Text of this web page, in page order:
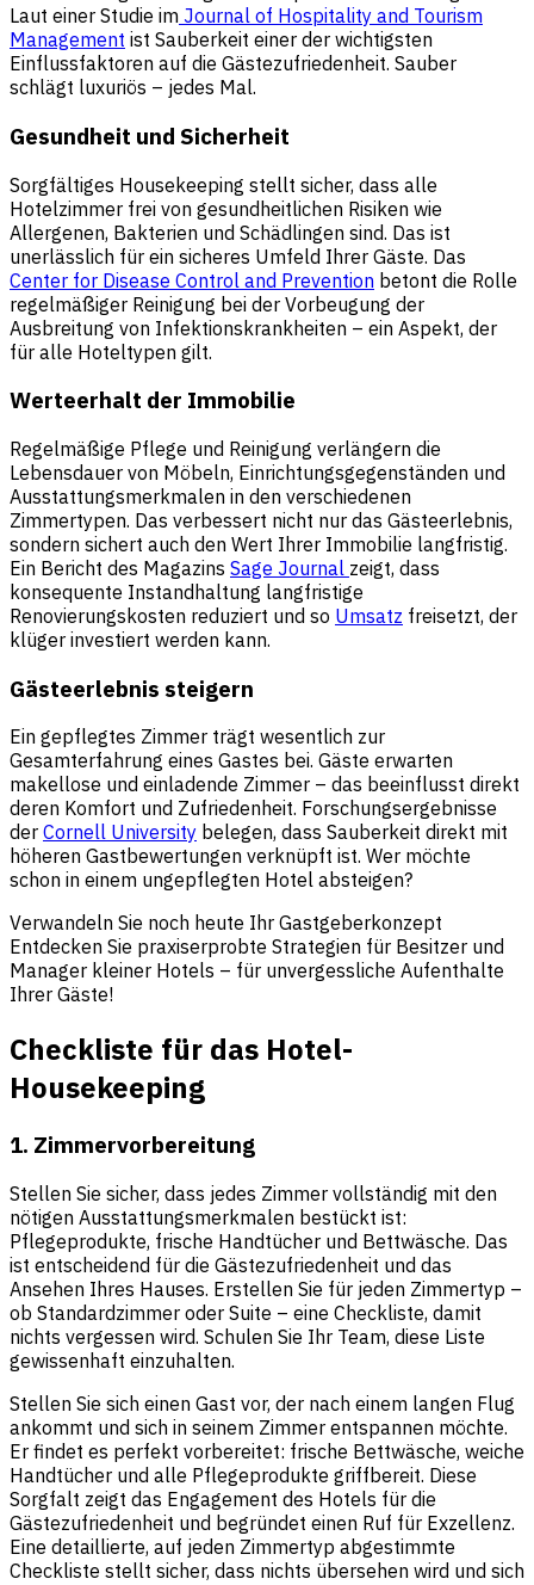
Laut einer Studie im Journal of Hospitality and Tourism
Management ist Sauberkeit einer der wichtigsten
Einflussfaktoren auf die Gästezufriedenheit. Sauber
schlägt luxuriös – jedes Mal.
Gesundheit und Sicherheit
Sorgfältiges Housekeeping stellt sicher, dass alle
Hotelzimmer frei von gesundheitlichen Risiken wie
Allergenen, Bakterien und Schädlingen sind. Das ist
unerlässlich für ein sicheres Umfeld Ihrer Gäste. Das
Center for Disease Control and Prevention betont die Rolle
regelmäßiger Reinigung bei der Vorbeugung der
Ausbreitung von Infektionskrankheiten – ein Aspekt, der
für alle Hoteltypen gilt.
Werteerhalt der Immobilie
Regelmäßige Pflege und Reinigung verlängern die
Lebensdauer von Möbeln, Einrichtungsgegenständen und
Ausstattungsmerkmalen in den verschiedenen
Zimmertypen. Das verbessert nicht nur das Gästeerlebnis,
sondern sichert auch den Wert Ihrer Immobilie langfristig.
Ein Bericht des Magazins Sage Journal zeigt, dass
konsequente Instandhaltung langfristige
Renovierungskosten reduziert und so Umsatz freisetzt, der
klüger investiert werden kann.
Gästeerlebnis steigern
Ein gepflegtes Zimmer trägt wesentlich zur
Gesamterfahrung eines Gastes bei. Gäste erwarten
makellose und einladende Zimmer – das beeinflusst direkt
deren Komfort und Zufriedenheit. Forschungsergebnisse
der Cornell University belegen, dass Sauberkeit direkt mit
höheren Gastbewertungen verknüpft ist. Wer möchte
schon in einem ungepflegten Hotel absteigen?
Verwandeln Sie noch heute Ihr Gastgeberkonzept
Entdecken Sie praxiserprobte Strategien für Besitzer und
Manager kleiner Hotels – für unvergessliche Aufenthalte
Ihrer Gäste!
Checkliste für das Hotel-
Housekeeping
1. Zimmervorbereitung
Stellen Sie sicher, dass jedes Zimmer vollständig mit den
nötigen Ausstattungsmerkmalen bestückt ist:
Pflegeprodukte, frische Handtücher und Bettwäsche. Das
ist entscheidend für die Gästezufriedenheit und das
Ansehen Ihres Hauses. Erstellen Sie für jeden Zimmertyp –
ob Standardzimmer oder Suite – eine Checkliste, damit
nichts vergessen wird. Schulen Sie Ihr Team, diese Liste
gewissenhaft einzuhalten.
Stellen Sie sich einen Gast vor, der nach einem langen Flug
ankommt und sich in seinem Zimmer entspannen möchte.
Er findet es perfekt vorbereitet: frische Bettwäsche, weiche
Handtücher und alle Pflegeprodukte griffbereit. Diese
Sorgfalt zeigt das Engagement des Hotels für die
Gästezufriedenheit und begründet einen Ruf für Exzellenz.
Eine detaillierte, auf jeden Zimmertyp abgestimmte
Checkliste stellt sicher, dass nichts übersehen wird und sich